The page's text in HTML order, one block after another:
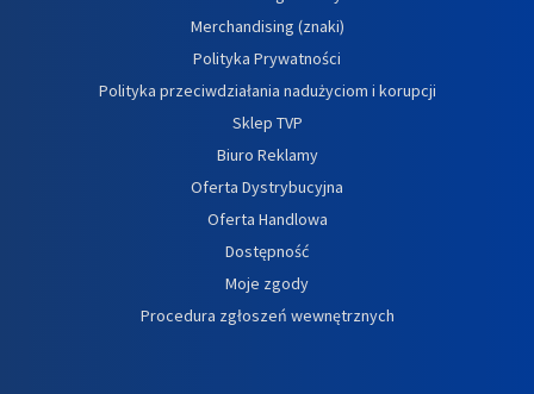
Merchandising (znaki)
Polityka Prywatności
Polityka przeciwdziałania nadużyciom i korupcji
Sklep TVP
Biuro Reklamy
Oferta Dystrybucyjna
Oferta Handlowa
Dostępność
Moje zgody
Procedura zgłoszeń wewnętrznych